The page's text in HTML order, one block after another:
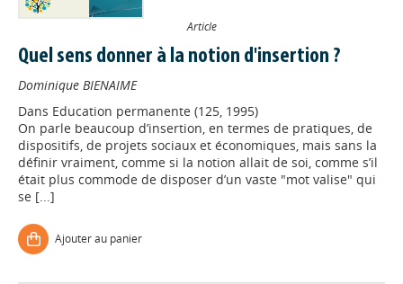
Article
Quel sens donner à la notion d'insertion ?
Dominique BIENAIME
Dans Education permanente (125, 1995)
On parle beaucoup d’insertion, en termes de pratiques, de
dispositifs, de projets sociaux et économiques, mais sans la
définir vraiment, comme si la notion allait de soi, comme s’il
était plus commode de disposer d’un vaste "mot valise" qui
se [...]
Ajouter au panier